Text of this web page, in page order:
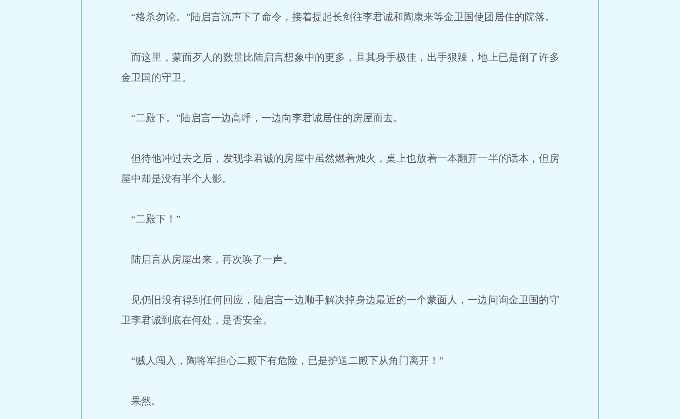
“格杀勿论。”陆启言沉声下了命令，接着提起长剑往李君诚和陶康来等金卫国使团居住的院落。
而这里，蒙面歹人的数量比陆启言想象中的更多，且其身手极佳，出手狠辣，地上已是倒了许多
金卫国的守卫。
“二殿下。”陆启言一边高呼，一边向李君诚居住的房屋而去。
但待他冲过去之后，发现李君诚的房屋中虽然燃着烛火，桌上也放着一本翻开一半的话本，但房
屋中却是没有半个人影。
“二殿下！”
陆启言从房屋出来，再次唤了一声。
见仍旧没有得到任何回应，陆启言一边顺手解决掉身边最近的一个蒙面人，一边问询金卫国的守
卫李君诚到底在何处，是否安全。
“贼人闯入，陶将军担心二殿下有危险，已是护送二殿下从角门离开！”
果然。